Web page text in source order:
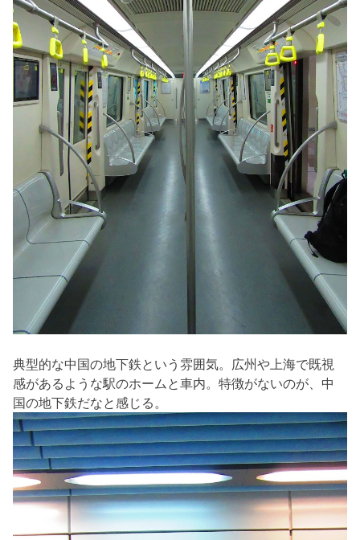
典型的な中国の地下鉄という雰囲気。広州や上海で既視
感があるような駅のホームと車内。特徴がないのが、中
国の地下鉄だなと感じる。